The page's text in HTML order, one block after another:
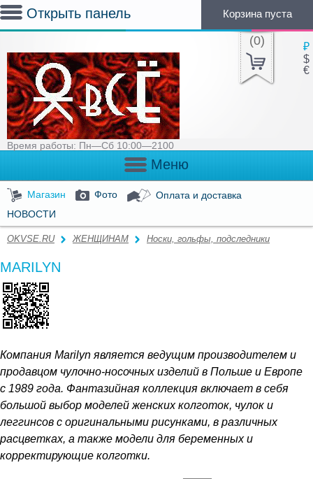
Открыть панель Корзина пуста
(0)
Время работы: Пн—Сб 10:00—2100
₽
$
€
Меню
Магазин Фото
Оплата и доставка
НОВОСТИ
OKVSE.RU ЖЕНЩИНАМ Носки, гольфы, подследники
MARILYN
Компания Marilyn является ведущим производителем и
продавцом чулочно-носочных изделий в Польше и Европе
с 1989 года. Фантазийная коллекция включает в себя
большой выбор моделей женских колготок, чулок и
леггинсов с оригинальными рисунками, в различных
расцветках, а также модели для беременных и
корректирующие колготки.